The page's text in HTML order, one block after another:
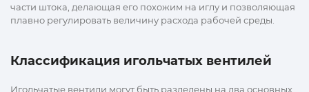
части штока, делающая его похожим на иглу и позволяющая
плавно регулировать величину расхода рабочей среды.
Классификация игольчатых вентилей
Игольчатые вентили могут быть разделены на два основных